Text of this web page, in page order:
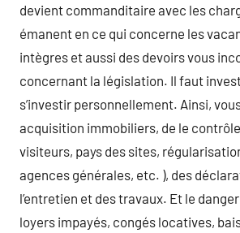
devient commanditaire avec les
émanent en ce qui concerne les
intègres et aussi des devoirs vous
concernant la législation. Il faut
s’investir personnellement. Ainsi,
acquisition immobiliers, de le
visiteurs, pays des sites,
agences générales, etc. ), des
l’entretien et des travaux. Et le
loyers impayés, congés locatives,